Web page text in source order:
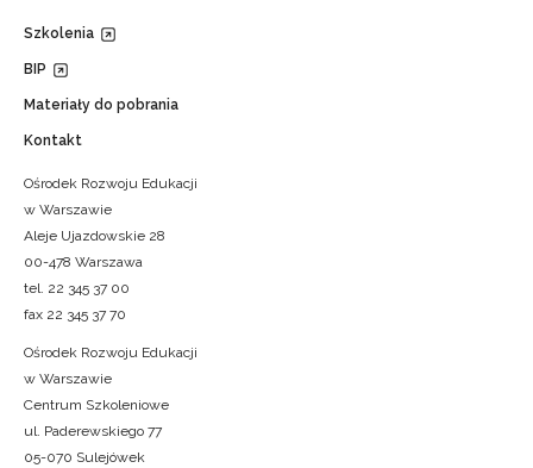
Szkolenia
BIP
Materiały do pobrania
Kontakt
Ośrodek Rozwoju Edukacji
w Warszawie
Aleje Ujazdowskie 28
00-478 Warszawa
tel. 22 345 37 00
fax 22 345 37 70
Ośrodek Rozwoju Edukacji
w Warszawie
Centrum Szkoleniowe
ul. Paderewskiego 77
05-070 Sulejówek